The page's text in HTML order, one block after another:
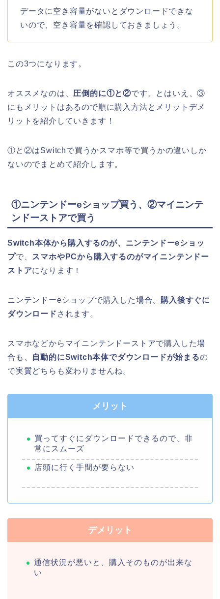
データに空き容量がないとダウンロードできな
いので、空き容量を確認しておきましょう。
この3つになります。
オススメなのは、 圧倒的に①と②です。とはいえ、③
にもメリットはあるので順に購入方法とメリットデメ
リットを紹介していきます！
①と②はSwitchで買うかスマホ等で買うかの違いしか
ないのでまとめて紹介します。
①ニンテンドーeショップ買う、②マイニンテ
ンドーストアで買う
Switch本体から購入するのが、ニンテンドーeショッ
プで、 スマホやPCから購入するのがマイニンテンドー
ストアになります！
ニンテンドーeショップで購入した場合、購入後すぐに
ダウンロード されます。
スマホなどからマイニンテンドーストアで購入した場
合も、 自動的にSwitch本体でダウンロードが始まるの
で実質どちらも変わりませんね。
メリット
買ってすぐにダウンロードできるので、非
常にスムーズ
店頭に行く手間が要らない
デメリット
通信状況が悪いと、購入そのものが出来な
い